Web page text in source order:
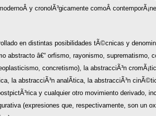
y cronolÃ³gicamente comoÂ
en distintas posibilidades tÃ©cnicas y
abstracto â€“ orfismo, rayonismo, suprematismo,
concretismo), la abstracciÃ³n
la abstracciÃ³n analÃ­tica, la abstracciÃ³n
y cualquier otro movimiento derivado,
(expresiones que, respectivamente, son un